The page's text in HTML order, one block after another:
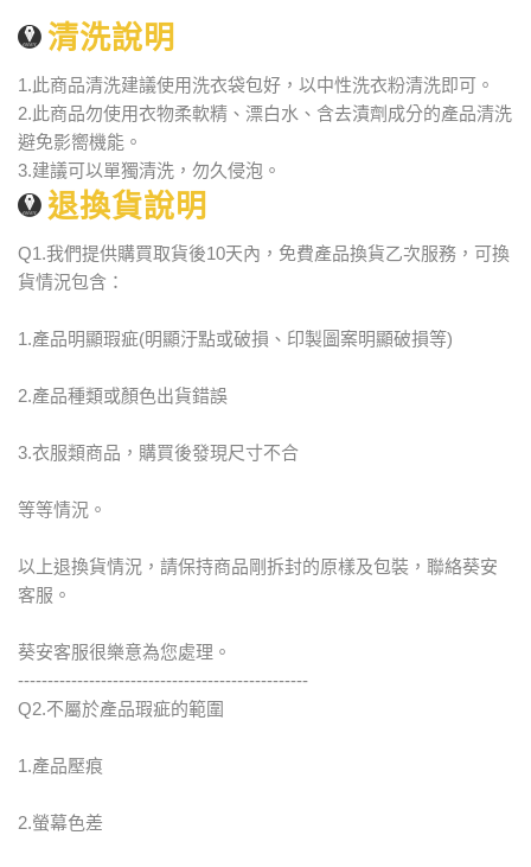
清洗說明
1.此商品清洗建議使用洗衣袋包好，以中性洗衣粉清洗即可。
2.此商品勿使用衣物柔軟精、漂白水、含去漬劑成分的產品清洗
避免影嚮機能。
3.建議可以單獨清洗，勿久侵泡。
退換貨說明
Q1.我們提供購買取貨後10天內，免費產品換貨乙次服務，可換
貨情況包含：
1.產品明顯瑕疵(明顯汙點或破損、印製圖案明顯破損等)
2.產品種類或顏色出貨錯誤
3.衣服類商品，購買後發現尺寸不合
等等情況。
以上退換貨情況，請保持商品剛拆封的原樣及包裝，聯絡葵安
客服。
葵安客服很樂意為您處理。
-------------------------------------------------
Q2.不屬於產品瑕疵的範圍
1.產品壓痕
2.螢幕色差